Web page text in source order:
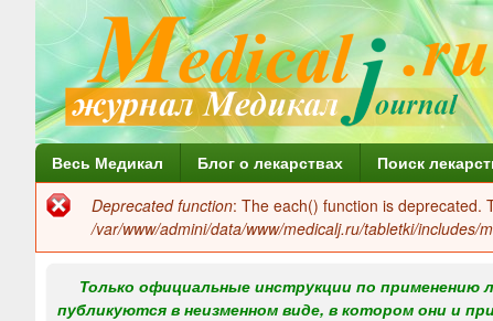
Г
л
н
Весь Медикал Блог о лекарствах Поиск
Сообщение
об
ошибке
Deprecated function: The each() function is deprecated.
/var/www/admini/data/www/medicalj.ru/tabletki/includes/
Только официальные инструкции по применению
публикуются в неизменном виде, в котором они и